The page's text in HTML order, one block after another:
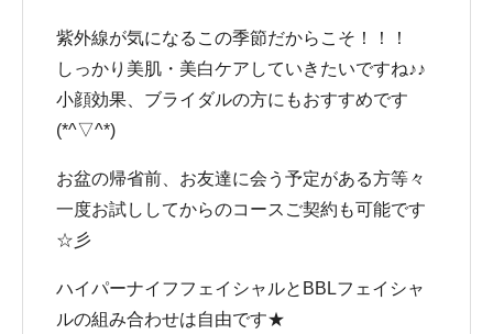
紫外線が気になるこの季節だからこそ！！！
しっかり美肌・美白ケアしていきたいですね♪♪
小顔効果、ブライダルの方にもおすすめです
(*^▽^*)
お盆の帰省前、お友達に会う予定がある方等々
一度お試ししてからのコースご契約も可能です
☆彡
ハイパーナイフフェイシャルとBBLフェイシャ
ルの組み合わせは自由です★